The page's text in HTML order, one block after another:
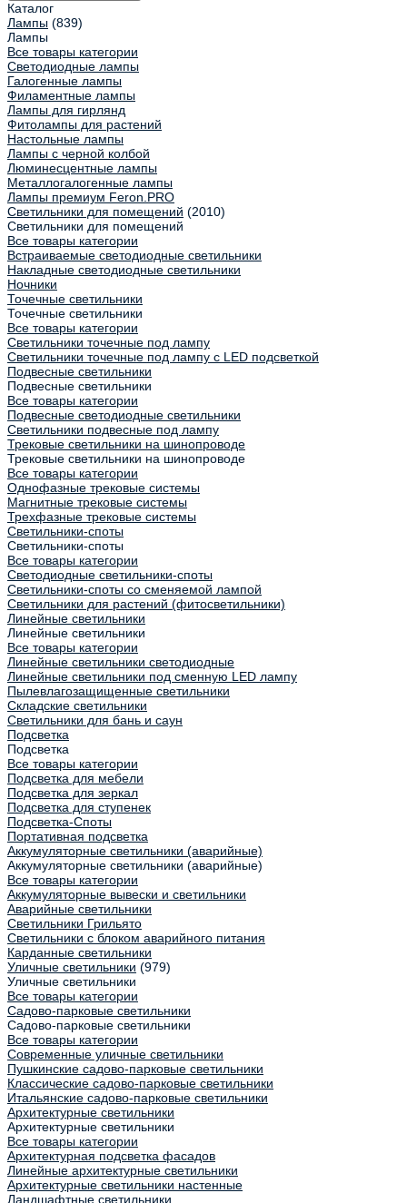
Каталог
Лампы (839)
Лампы
Все товары категории
Светодиодные лампы
Галогенные лампы
Филаментные лампы
Лампы для гирлянд
Фитолампы для растений
Настольные лампы
Лампы с черной колбой
Люминесцентные лампы
Металлогалогенные лампы
Лампы премиум Feron.PRO
Светильники для помещений (2010)
Светильники для помещений
Все товары категории
Встраиваемые светодиодные светильники
Накладные светодиодные светильники
Ночники
Точечные светильники
Точечные светильники
Все товары категории
Светильники точечные под лампу
Светильники точечные под лампу с LED подсветкой
Подвесные светильники
Подвесные светильники
Все товары категории
Подвесные светодиодные светильники
Светильники подвесные под лампу
Трековые светильники на шинопроводе
Трековые светильники на шинопроводе
Все товары категории
Однофазные трековые системы
Магнитные трековые системы
Трехфазные трековые системы
Светильники-споты
Светильники-споты
Все товары категории
Светодиодные светильники-споты
Светильники-споты со сменяемой лампой
Светильники для растений (фитосветильники)
Линейные светильники
Линейные светильники
Все товары категории
Линейные светильники светодиодные
Линейные светильники под сменную LED лампу
Пылевлагозащищенные светильники
Складские светильники
Светильники для бань и саун
Подсветка
Подсветка
Все товары категории
Подсветка для мебели
Подсветка для зеркал
Подсветка для ступенек
Подсветка-Споты
Портативная подсветка
Аккумуляторные светильники (аварийные)
Аккумуляторные светильники (аварийные)
Все товары категории
Аккумуляторные вывески и светильники
Аварийные светильники
Светильники Грильято
Светильники с блоком аварийного питания
Карданные светильники
Уличные светильники (979)
Уличные светильники
Все товары категории
Садово-парковые светильники
Садово-парковые светильники
Все товары категории
Современные уличные светильники
Пушкинские садово-парковые светильники
Классические садово-парковые светильники
Итальянские садово-парковые светильники
Архитектурные светильники
Архитектурные светильники
Все товары категории
Архитектурная подсветка фасадов
Линейные архитектурные светильники
Архитектурные светильники настенные
Ландшафтные светильники